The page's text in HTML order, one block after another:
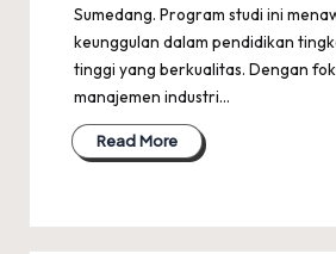
Sumedang. Program studi ini
keunggulan dalam pendidikan
tinggi yang berkualitas. Dengan
manajemen industri…
Read More